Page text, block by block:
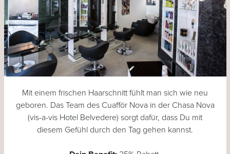
Mit einem frischen Haarschnitt fühlt man sich wie neu
geboren. Das Team des Cuafför Nova in der Chasa Nova
(vis-a-vis Hotel Belvedere) sorgt dafür, dass Du mit
diesem Gefühl durch den Tag gehen kannst.